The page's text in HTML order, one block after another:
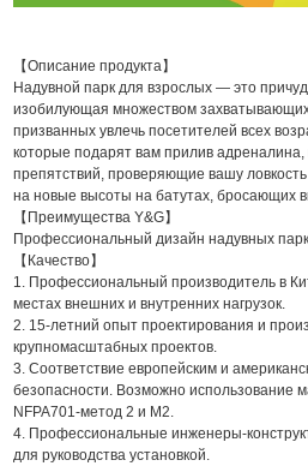
【Описание продукта】
Надувной парк для взрослых — это
изобилующая множеством
призванных увлечь посетителей всех
которые подарят вам прилив
препятствий, проверяющие вашу
на новые высоты на батутах, бросающих
【Преимущества Y&G】
Профессиональный дизайн надувных
【Качество】
1. Профессиональный производитель в
местах внешних и внутренних нагрузок.
2. 15-летний опыт проектирования и
крупномасштабных проектов.
3. Соответствие европейским и
безопасности. Возможно использование
NFPA701-метод 2 и M2.
4. Профессиональные инженеры-
для руководства установкой.